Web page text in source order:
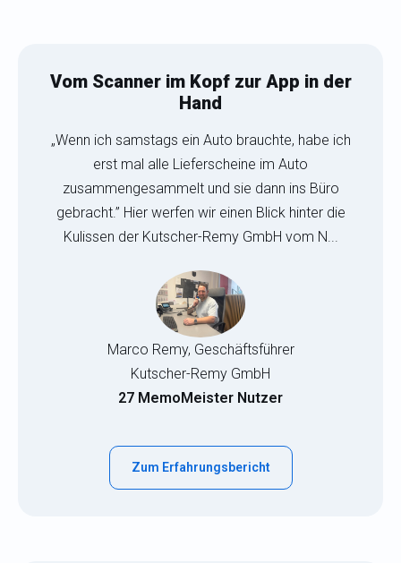
Vom Scanner im Kopf zur App in der
Hand
„Wenn ich samstags ein Auto brauchte, habe ich
erst mal alle Lieferscheine im Auto
zusammengesammelt und sie dann ins Büro
gebracht.” Hier werfen wir einen Blick hinter die
Kulissen der Kutscher-Remy GmbH vom N...
Marco Remy, Geschäftsführer
Kutscher-Remy GmbH
27 MemoMeister Nutzer
Zum Erfahrungsbericht